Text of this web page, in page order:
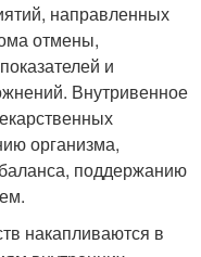
направленных
отмены,
и
Внутривенное
организма,
поддержанию
накапливаются в